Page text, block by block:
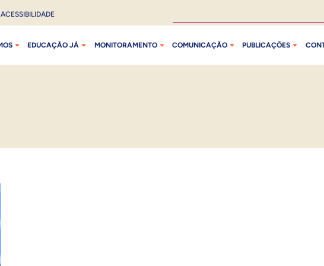
ACESSIBILIDADE
EDUCAÇÃO JÁ MONITORAMENTO COMUNICAÇÃO PUBLICAÇÕES